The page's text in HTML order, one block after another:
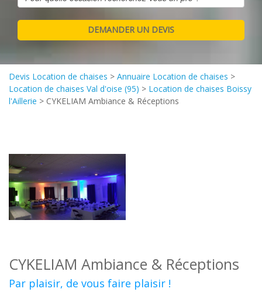
Devis Location de chaises > Annuaire Location de chaises >
Location de chaises Val d'oise (95) > Location de chaises Boissy
l'Aillerie > CYKELIAM Ambiance & Réceptions
CYKELIAM Ambiance & Réceptions
Par plaisir, de vous faire plaisir !